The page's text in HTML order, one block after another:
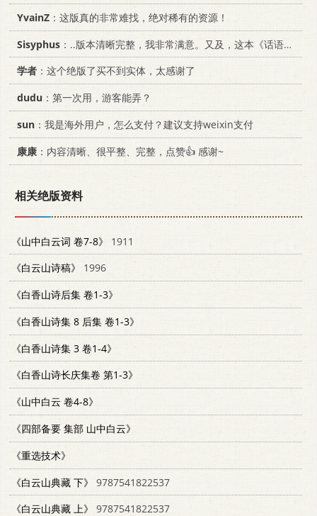
YvainZ ：这版真的非常难找，绝对稀有的资源！
Sisyphus ：..版本清晰完整，我非常满意。又及，这本《话语的真相》...
学者 ：这个绝版了买不到实体，太感谢了
dudu ：第一次用，游客能弄？
sun ：我是海外用户，怎么支付？建议支持weixin支付
康康 ：内容清晰、很平整、完整，点赞👍 感谢~
相关绝版资料
《山中白云词 卷7-8》
1911
《白云山诗稿》
1996
《白香山诗后集 卷1-3》
《白香山诗集 8 后集 卷1-3》
《白香山诗集 3 卷1-4》
《白香山诗长庆集卷 第1-3》
《山中白云 卷4-8》
《四部备要 集部 山中白云》
《重选技术》
《白云山典藏 下》
9787541822537
《白云山典藏 上》
9787541822537